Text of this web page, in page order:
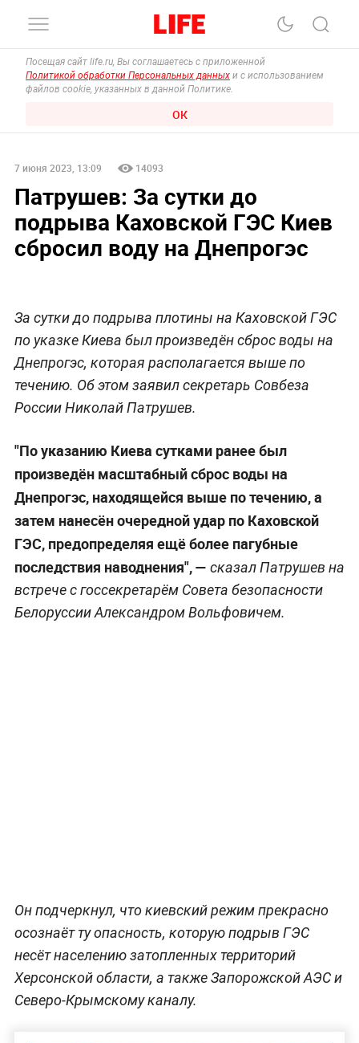
Посещая сайт life.ru, Вы соглашаетесь с приложенной
Политикой обработки Персональных данных и с использованием
файлов cookie, указанных в данной Политике.
ОК
7 июня 2023, 13:09 14093
Патрушев: За сутки до
подрыва Каховской ГЭС Киев
сбросил воду на Днепрогэс
За сутки до подрыва плотины на Каховской ГЭС
по указке Киева был произведён сброс воды на
Днепрогэс, которая располагается выше по
течению. Об этом заявил секретарь Совбеза
России Николай Патрушев.
"По указанию Киева сутками ранее был
произведён масштабный сброс воды на
Днепрогэс, находящейся выше по течению, а
затем нанесён очередной удар по Каховской
ГЭС, предопределяя ещё более пагубные
последствия наводнения", — сказал Патрушев на
встрече с госсекретарём Совета безопасности
Белоруссии Александром Вольфовичем.
Он подчеркнул, что киевский режим прекрасно
осознаёт ту опасность, которую подрыв ГЭС
несёт населению затопленных территорий
Херсонской области, а также Запорожской АЭС и
Северо-Крымскому каналу.